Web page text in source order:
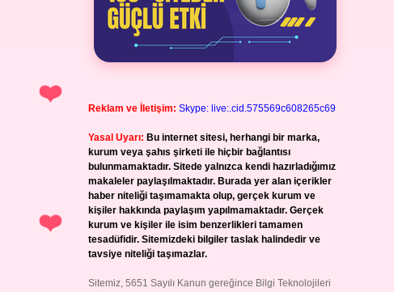
Reklam ve İletişim: Skype: live:.cid.575569c608265c69
Yasal Uyarı: Bu internet sitesi, herhangi bir marka,
kurum veya şahıs şirketi ile hiçbir bağlantısı
bulunmamaktadır. Sitede yalnızca kendi hazırladığımız
makaleler paylaşılmaktadır. Burada yer alan içerikler
haber niteliği taşımamakta olup, gerçek kurum ve
kişiler hakkında paylaşım yapılmamaktadır. Gerçek
kurum ve kişiler ile isim benzerlikleri tamamen
tesadüfidir. Sitemizdeki bilgiler taslak halindedir ve
tavsiye niteliği taşımazlar.
Sitemiz, 5651 Sayılı Kanun gereğince Bilgi Teknolojileri